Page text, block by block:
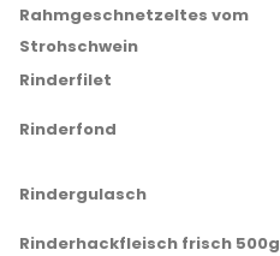
Rahmgeschnetzeltes vom
Strohschwein
Rinderfilet
Rinderfond
Rindergulasch
Rinderhackfleisch frisch 500g